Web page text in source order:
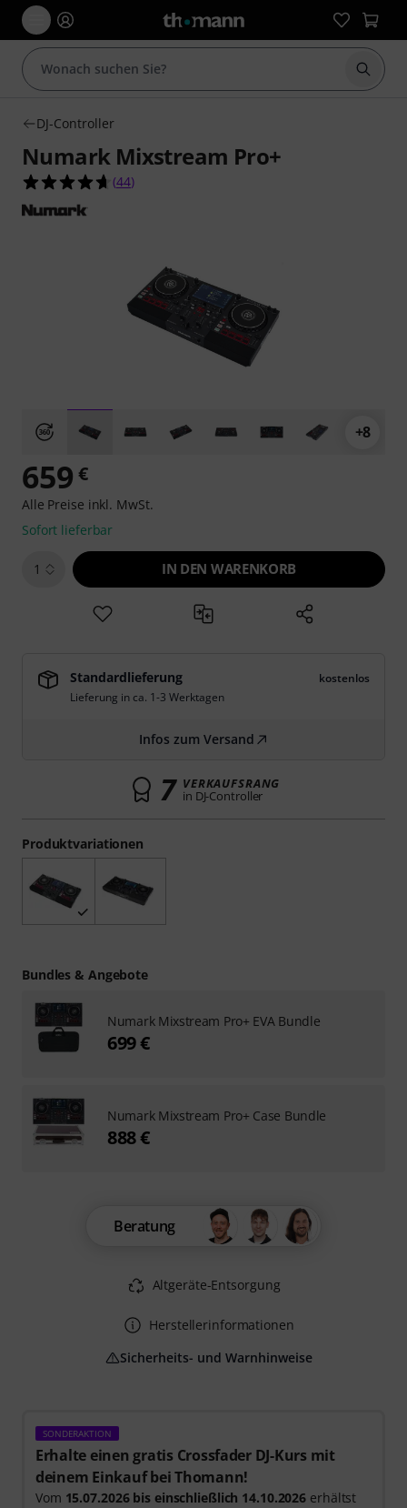
Suche
DJ-Controller
Numark Mixstream Pro+
4.6 von 5 Sternen aus 44 Kundenbewertungen
(44)
+8
SONDERAKTION
Erhalte einen gratis Crossfader DJ-Kurs mit
deinem Einkauf bei Thomann!
Vom 15.07.2026 bis einschließlich 14.10.2026 erhältst
Produktvariationen
659 €
Alle Preise inkl. MwSt.
Sofort lieferbar
1 IN DEN WARENKORB
Standardlieferung
kostenlos
Lieferung in ca. 1-3 Werktagen
Infos zum Versand
7 VERKAUFSRANG
in DJ-Controller
Beratung
Altgeräte-Entsorgung
Herstellerinformationen
Sicherheits- und Warnhinweise
Bundles & Angebote
Numark Mixstream Pro+ EVA Bundle
699 €
Numark Mixstream Pro+ Case Bundle
888 €